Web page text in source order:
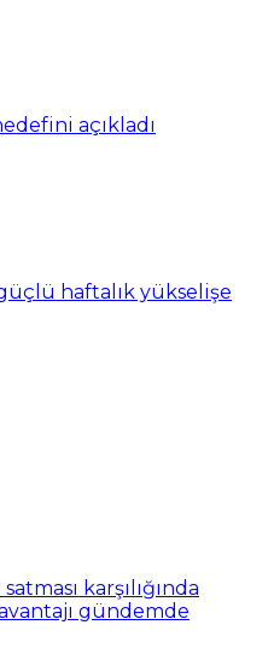
açıkladı
haftalık yükselişe
karşılığında
gündemde